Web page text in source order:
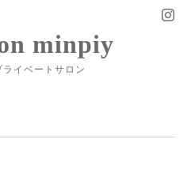
minpiy
イベートサロン